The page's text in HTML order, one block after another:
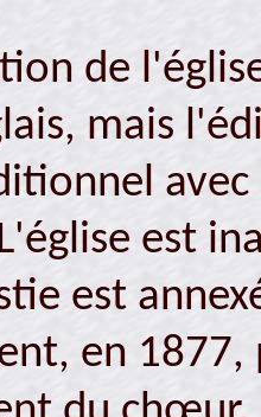
de
mais
est
est
en 1877,